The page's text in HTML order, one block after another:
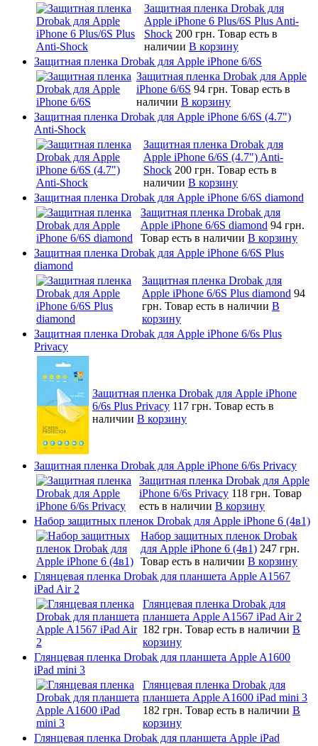
Защитная пленка Drobak для
Apple iPhone 6 Plus/6S Plus Anti-
Shock 200 грн. Товар есть в
наличии В корзину
Защитная пленка Drobak для Apple iPhone 6/6S
Защитная пленка Drobak для Apple
iPhone 6/6S 94 грн. Товар есть в
наличии В корзину
Защитная пленка Drobak для Apple iPhone 6/6S (4.7")
Anti-Shock
Защитная пленка Drobak для
Apple iPhone 6/6S (4.7") Anti-
Shock 200 грн. Товар есть в
наличии В корзину
Защитная пленка Drobak для Apple iPhone 6/6S diamond
Защитная пленка Drobak для
Apple iPhone 6/6S diamond 94 грн.
Товар есть в наличии В корзину
Защитная пленка Drobak для Apple iPhone 6/6S Plus
diamond
Защитная пленка Drobak для
Apple iPhone 6/6S Plus diamond 94
грн. Товар есть в наличии В
корзину
Защитная пленка Drobak для Apple iPhone 6/6s Plus
Privacy
Защитная пленка Drobak для Apple iPhone
6/6s Plus Privacy 117 грн. Товар есть в
наличии В корзину
Защитная пленка Drobak для Apple iPhone 6/6s Privacy
Защитная пленка Drobak для Apple
iPhone 6/6s Privacy 118 грн. Товар
есть в наличии В корзину
Набор защитных пленок Drobak для Apple iPhone 6 (4в1)
Набор защитных пленок Drobak
для Apple iPhone 6 (4в1) 247 грн.
Товар есть в наличии В корзину
Глянцевая пленка Drobak для планшета Apple A1567
iPad Air 2
Глянцевая пленка Drobak для
планшета Apple A1567 iPad Air 2
182 грн. Товар есть в наличии В
корзину
Глянцевая пленка Drobak для планшета Apple A1600
iPad mini 3
Глянцевая пленка Drobak для
планшета Apple A1600 iPad mini 3
182 грн. Товар есть в наличии В
корзину
Глянцевая пленка Drobak для планшета Apple iPad